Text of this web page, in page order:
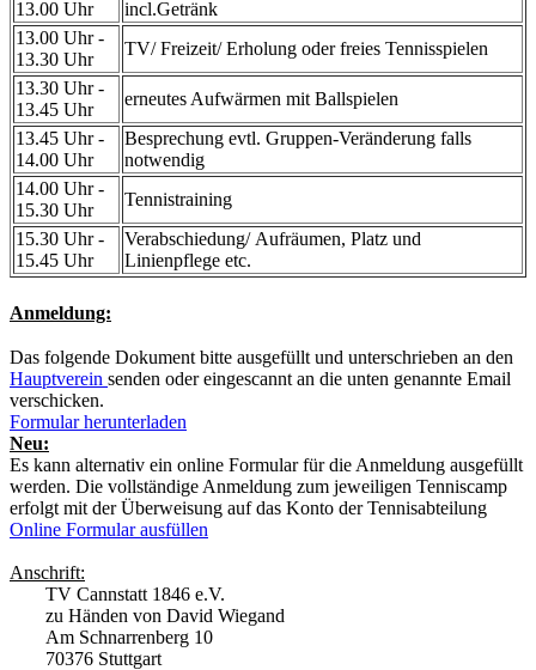
13.00 Uhr
incl.Getränk
13.00 Uhr -
13.30 Uhr
TV/ Freizeit/ Erholung oder freies Tennisspielen
13.30 Uhr -
13.45 Uhr
erneutes Aufwärmen mit Ballspielen
13.45 Uhr -
14.00 Uhr
Besprechung evtl. Gruppen-Veränderung falls
notwendig
14.00 Uhr -
15.30 Uhr
Tennistraining
15.30 Uhr -
15.45 Uhr
Verabschiedung/ Aufräumen, Platz und
Linienpflege etc.
Anmeldung:
Das folgende Dokument bitte ausgefüllt und unterschrieben an den
Hauptverein senden oder eingescannt an die unten genannte Email
verschicken.
Formular herunterladen
Neu:
Es kann alternativ ein online Formular für die Anmeldung ausgefüllt
werden. Die vollständige Anmeldung zum jeweiligen Tenniscamp
erfolgt mit der Überweisung auf das Konto der Tennisabteilung
Online Formular ausfüllen
Anschrift:
TV Cannstatt 1846 e.V.
zu Händen von David Wiegand
Am Schnarrenberg 10
70376 Stuttgart